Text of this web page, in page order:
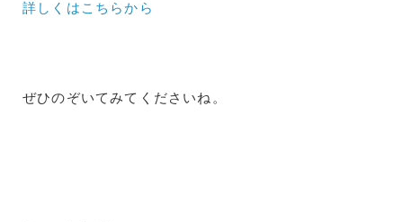
詳しくはこちらから
ぜひのぞいてみてくださいね。